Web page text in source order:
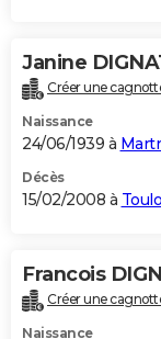
Janine
Créer une
Naissance
24/06/1939 à
Décès
15/02/2008 à
Francois
Créer une
Naissance